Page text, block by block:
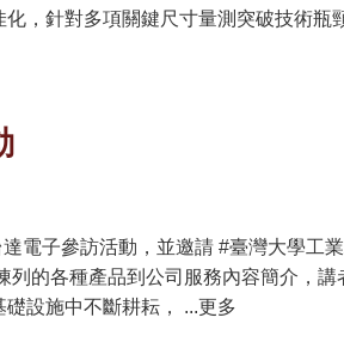
，針對多項關鍵尺寸量測突破技術瓶
電子參訪活動，並邀請 #臺灣大學工
的各種產品到公司服務內容簡介，講
設施中不斷耕耘， ...更多